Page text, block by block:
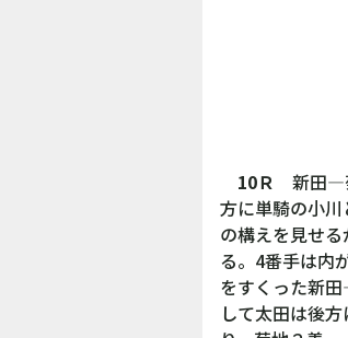
10Ｒ
新田―
方に単騎の小
の構えを見せ
る。4番手は内
をすくった新
して太田は後